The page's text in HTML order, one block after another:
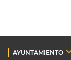
AYUNTAMIENTO